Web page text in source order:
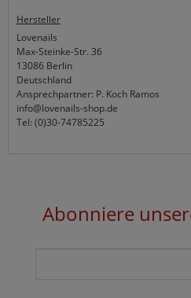
Hersteller
Lovenails
Max-Steinke-Str. 36
13086 Berlin
Deutschland
Ansprechpartner: P. Koch Ramos
info@lovenails-shop.de
Tel: (0)30-74785225
Abonniere